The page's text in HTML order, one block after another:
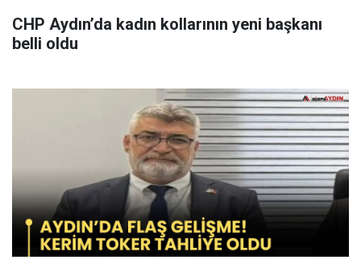
CHP Aydın’da kadın kollarının yeni başkanı
belli oldu